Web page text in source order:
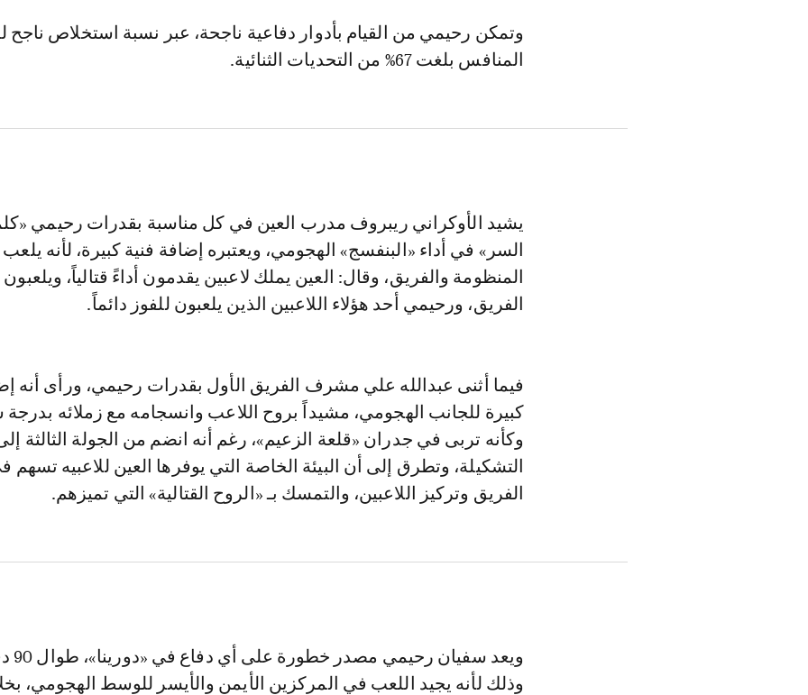
وتمكن رحيمي من القيام بأدوار دفاعية ناجحة، عبر نسبة استخلاص ناجح
المنافس بلغت 67% من التحديات الثنائية.
يشيد الأوكراني ريبروف مدرب العين في كل مناسبة بقدرات رحيمي
السر» في أداء «البنفسج» الهجومي، ويعتبره إضافة فنية كبيرة، لأنه
المنظومة والفريق، وقال: العين يملك لاعبين يقدمون أداءً قتالياً،
الفريق، ورحيمي أحد هؤلاء اللاعبين الذين يلعبون للفوز دائماً.
فيما أثنى عبدالله علي مشرف الفريق الأول بقدرات رحيمي، ورأى أنه
كبيرة للجانب الهجومي، مشيداً بروح اللاعب وانسجامه مع زملائه بدرجة
وكأنه تربى في جدران «قلعة الزعيم»، رغم أنه انضم من الجولة الثالثة
التشكيلة، وتطرق إلى أن البيئة الخاصة التي يوفرها العين للاعبيه تسهم
الفريق وتركيز اللاعبين، والتمسك بـ «الروح القتالية» التي تميزهم.
ويعد
وذلك لأنه يجيد اللعب في المركزين الأيمن والأيسر للوسط الهجومي،